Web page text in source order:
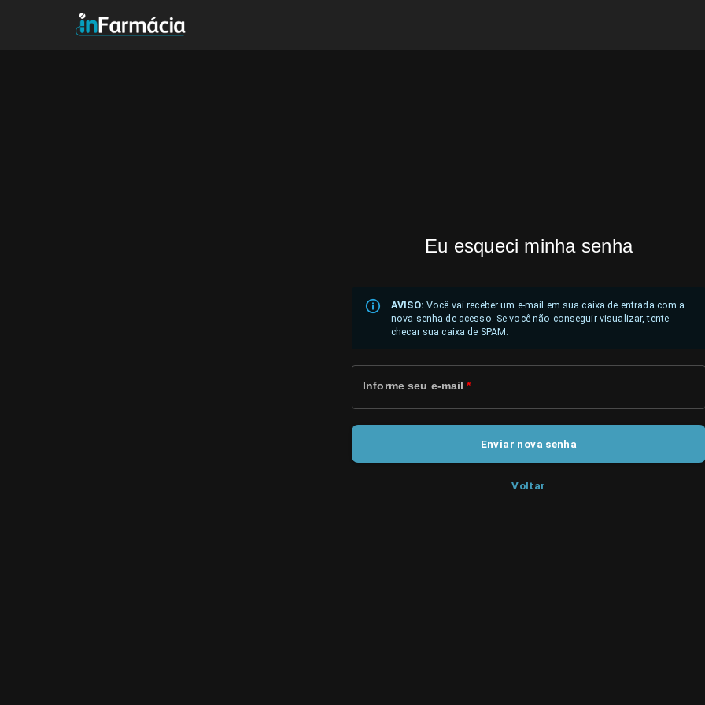
Eu esqueci minha senha
AVISO: Você vai receber um e-mail em sua caixa de entrada com a
nova senha de acesso. Se você não conseguir visualizar, tente
checar sua caixa de SPAM.
Informe seu e-mail *
Enviar nova senha
Voltar